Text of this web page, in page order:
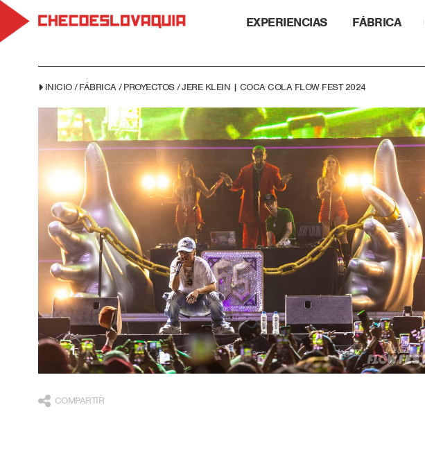
EXPERIENCIAS FÁBRICA
INICIO / FÁBRICA / PROYECTOS /JERE KLEIN | COCA COLA FLOW FEST 2024
COMPARTIR